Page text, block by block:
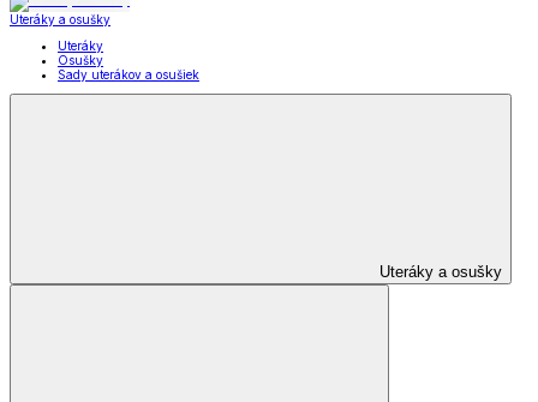
Uteráky a osušky
Uteráky
Osušky
Sady uterákov a osušiek
Uteráky a osušky